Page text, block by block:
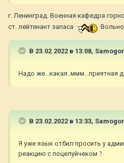
г. Ленинград. Военная кафедра
ст. лейтенант запаса
В 23.02.2022 в 13:08,
Надо же...какая..ммм...приятная
В 23.02.2022 в 13:33,
Я уже язык отбил просить у
реакцию с поцелуйчеком ?